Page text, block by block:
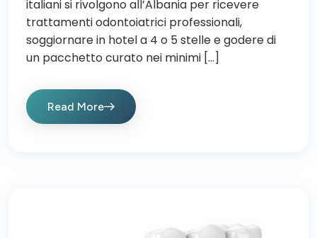
italiani si rivolgono all’Albania per ricevere
trattamenti odontoiatrici professionali,
soggiornare in hotel a 4 o 5 stelle e godere di
un pacchetto curato nei minimi […]
Read More